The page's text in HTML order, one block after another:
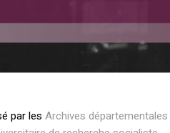
par les Archives départementales